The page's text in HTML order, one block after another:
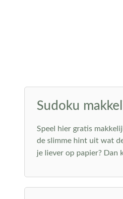
Sudoku
Speel hier gratis
de slimme hint uit wat
je liever op papier? Dan